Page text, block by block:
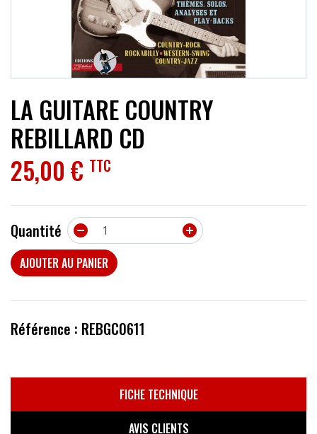
LA GUITARE COUNTRY
REBILLARD CD
25,00 € TTC
Quantité 

AJOUTER AU PANIER
Référence : REBGC0611
FICHE TECHNIQUE
AVIS CLIENTS
ACCESSOIRES
EFFETS
PROMOTIONS